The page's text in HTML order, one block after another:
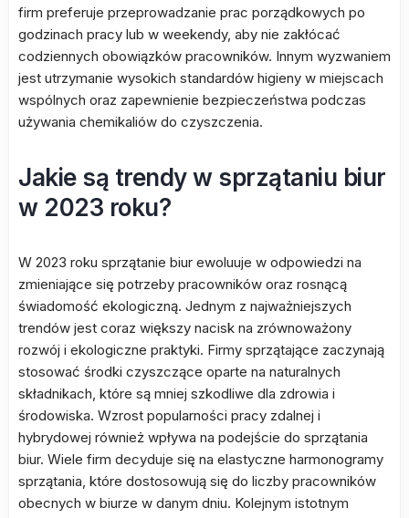
firm preferuje przeprowadzanie prac porządkowych po
godzinach pracy lub w weekendy, aby nie zakłócać
codziennych obowiązków pracowników. Innym wyzwaniem
jest utrzymanie wysokich standardów higieny w miejscach
wspólnych oraz zapewnienie bezpieczeństwa podczas
używania chemikaliów do czyszczenia.
Jakie są trendy w sprzątaniu biur
w 2023 roku?
W 2023 roku sprzątanie biur ewoluuje w odpowiedzi na
zmieniające się potrzeby pracowników oraz rosnącą
świadomość ekologiczną. Jednym z najważniejszych
trendów jest coraz większy nacisk na zrównoważony
rozwój i ekologiczne praktyki. Firmy sprzątające zaczynają
stosować środki czyszczące oparte na naturalnych
składnikach, które są mniej szkodliwe dla zdrowia i
środowiska. Wzrost popularności pracy zdalnej i
hybrydowej również wpływa na podejście do sprzątania
biur. Wiele firm decyduje się na elastyczne harmonogramy
sprzątania, które dostosowują się do liczby pracowników
obecnych w biurze w danym dniu. Kolejnym istotnym